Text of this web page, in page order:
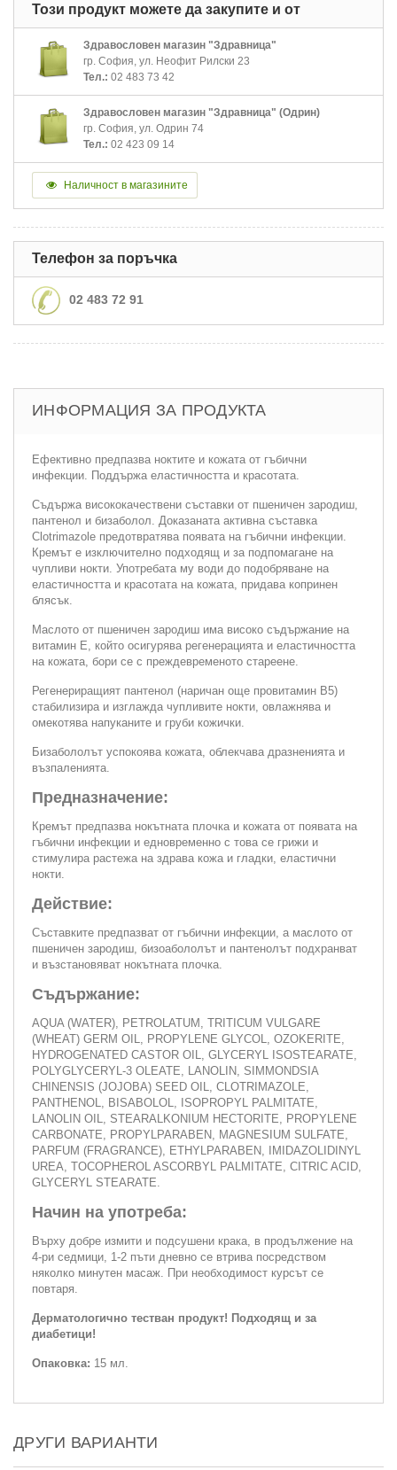
Този продукт можете да закупите и от
Здравословен магазин "Здравница"
гр. София, ул. Неофит Рилски 23
Тел.: 02 483 73 42
Здравословен магазин "Здравница" (Одрин)
гр. София, ул. Одрин 74
Тел.: 02 423 09 14
Наличност в магазините
Телефон за поръчка
02 483 72 91
ИНФОРМАЦИЯ ЗА ПРОДУКТА
Ефективно предпазва ноктите и кожата от гъбични
инфекции. Поддържа еластичността и красотата.
Съдържа висококачествени съставки от пшеничен зародиш,
пантенол и бизаболол. Доказаната активна съставка
Clotrimazole предотвратява появата на гъбични инфекции.
Кремът е изключително подходящ и за подпомагане на
чупливи нокти. Употребата му води до подобряване на
еластичността и красотата на кожата, придава копринен
блясък.
Маслото от пшеничен зародиш има високо съдържание на
витамин Е, който осигурява регенерацията и еластичността
на кожата, бори се с преждевременото стареене.
Регенериращият пантенол (наричан още провитамин В5)
стабилизира и изглажда чупливите нокти, овлажнява и
омекотява напуканите и груби кожички.
Бизабололът успокоява кожата, облекчава дразненията и
възпаленията.
Предназначение:
Кремът предпазва нокътната плочка и кожата от появата на
гъбични инфекции и едновременно с това се грижи и
стимулира растежа на здрава кожа и гладки, еластични
нокти.
Действие:
Съставките предпазват от гъбични инфекции, а маслото от
пшеничен зародиш, бизоабололът и пантенолът подхранват
и възстановяват нокътната плочка.
Съдържание:
AQUA (WATER), PETROLATUM, TRITICUM VULGARE
(WHEAT) GERM OIL, PROPYLENE GLYCOL, OZOKERITE,
HYDROGENATED CASTOR OIL, GLYCERYL ISOSTEARATE,
POLYGLYCERYL-3 OLEATE, LANOLIN, SIMMONDSIA
CHINENSIS (JOJOBA) SEED OIL, CLOTRIMAZOLE,
PANTHENOL, BISABOLOL, ISOPROPYL PALMITATE,
LANOLIN OIL, STEARALKONIUM HECTORITE, PROPYLENE
CARBONATE, PROPYLPARABEN, MAGNESIUM SULFATE,
PARFUM (FRAGRANCE), ETHYLPARABEN, IMIDAZOLIDINYL
UREA, TOCOPHEROL ASCORBYL PALMITATE, CITRIC ACID,
GLYCERYL STEARATE.
Начин на употреба:
Върху добре измити и подсушени крака, в продължение на
4-ри седмици, 1-2 пъти дневно се втрива посредством
няколко минутен масаж. При необходимост курсът се
повтаря.
Дерматологично тестван продукт! Подходящ и за
диабетици!
Опаковка: 15 мл.
ДРУГИ ВАРИАНТИ